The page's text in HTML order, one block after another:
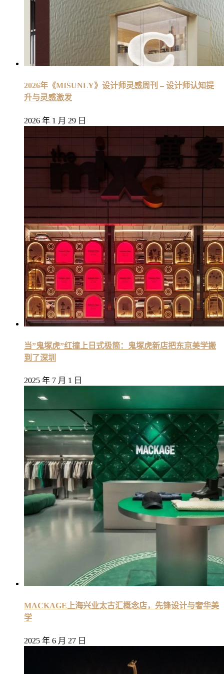
2026年《MISUNLY》设计师灵感周刊 – 设计师认知提
升与灵感激发
2026 年 1 月 29 日
当”鬼塚虎”红撞上日式极简：鬼塚虎新店把东京美学搬
到了深圳
2025 年 7 月 1 日
MACKAGE上海兴业太古汇概念店，先锋设计与奢华美
学
2025 年 6 月 27 日